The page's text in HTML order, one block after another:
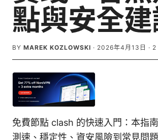
點與安全
BY MAREK KOZLOWSKI · 2026年4月13日 · 2
免費節點 clash 的快速入門：本指
測速、穩定性、資安風險到常見問